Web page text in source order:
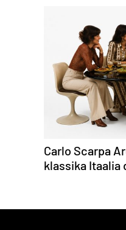
Carlo Scarpa
klassika Itaalia